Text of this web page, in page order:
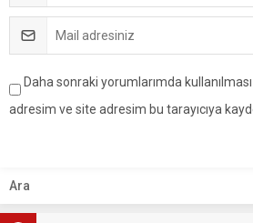
Daha sonraki yorumlarımda
adresim ve site adresim bu tarayıcıya